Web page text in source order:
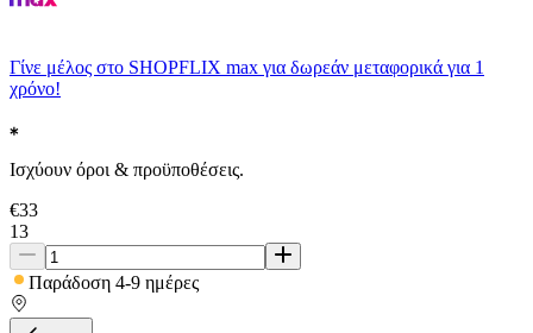
Γίνε μέλος στο SHOPFLIX max για δωρεάν μεταφορικά για 1
χρόνο!
Ισχύουν όροι & προϋποθέσεις.
€33
13
Παράδοση 4-9 ημέρες